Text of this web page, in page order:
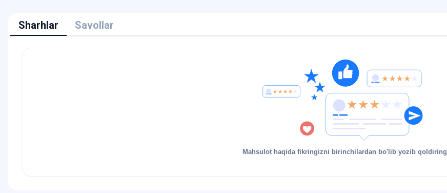
Sharhlar Savollar
Mahsulot haqida fikringizni birinchilardan bo'lib yozib qoldiring